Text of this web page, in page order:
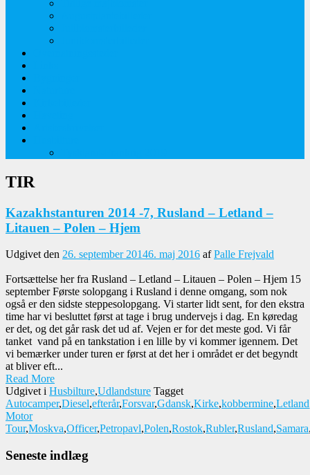
TIR
Kazakhstanturen 2014 -7, Rusland – Letland –
Litauen – Polen – Hjem
Udgivet den 26. september 20146. maj 2016 afPalle Frejvald
Fortsættelse her fra Rusland – Letland – Litauen – Polen – Hjem 15
september Første solopgang i Rusland i denne omgang, som nok
også er den sidste steppesolopgang. Vi starter lidt sent, for den ekstra
time har vi besluttet først at tage i brug undervejs i dag. En køredag
er det, og det går rask det ud af. Vejen er for det meste god. Vi får
tanket vand på en tankstation i en lille by vi kommer igennem. Det
vi bemærker under turen er først at det her i området er det begyndt
at bliver eft...
Read More
Udgivet i Husbilture,Udlandsture Tagget
Autocamper,Diesel,efterår,Forsvar,Gdansk,Kirke,kobbermine,Letland
Motor
Tour,Moskva,Officer,Petropavl,Polen,Rostok,Rubler,Rusland,Samara
Seneste indlæg